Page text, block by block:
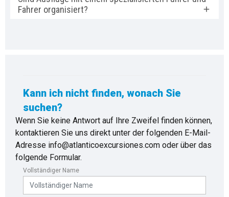
Fahrer organisiert?
Kann ich nicht finden, wonach Sie
suchen?
Wenn Sie keine Antwort auf Ihre Zweifel finden können,
kontaktieren Sie uns direkt unter der folgenden E-Mail-
Adresse info@atlanticoexcursiones.com oder über das
folgende Formular.
Vollständiger Name